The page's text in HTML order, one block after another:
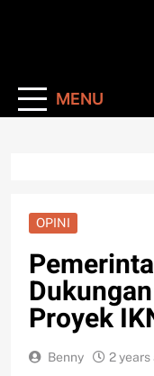
MENU
OPINI
Proyek
Benny 2 years